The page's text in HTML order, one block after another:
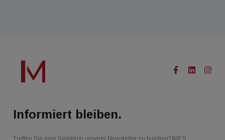
Informiert bleiben.
Treffen Sie eine Selektion unserer Newsletter zu buildingTIMES,